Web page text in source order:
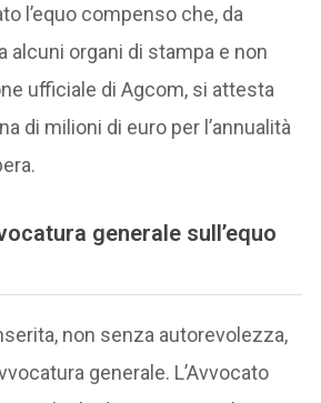
l’equo compenso che, da
alcuni organi di stampa e non
ufficiale di Agcom, si attesta
di milioni di euro per l’annualità
generale sull’equo
non senza autorevolezza,
generale. L’Avvocato